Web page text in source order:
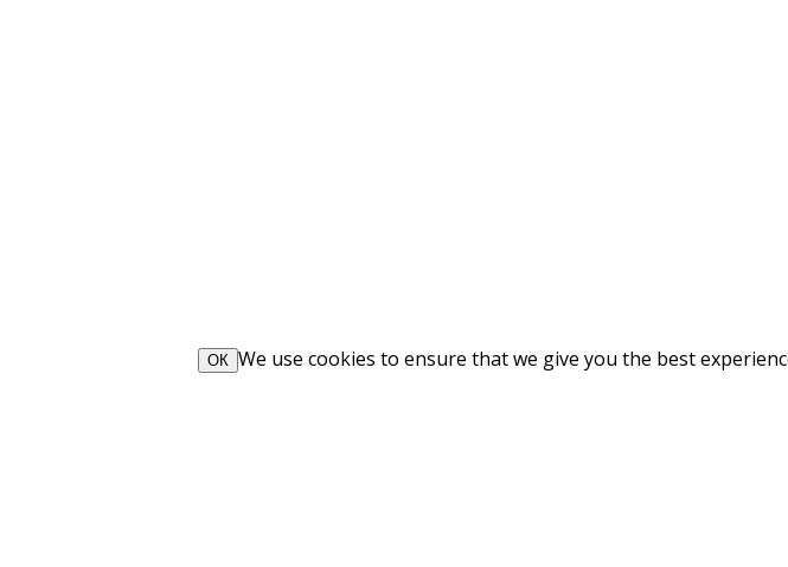
We use cookies to ensure that we give you the best
ОК